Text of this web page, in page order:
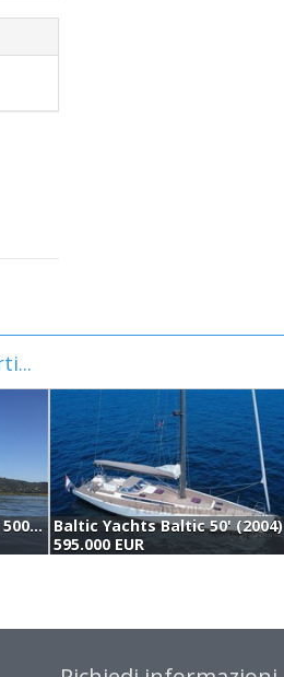
Knysna Yacht Knysna 500 (2015) Baltic Yachts Baltic 50' (2004)
595.000 EUR